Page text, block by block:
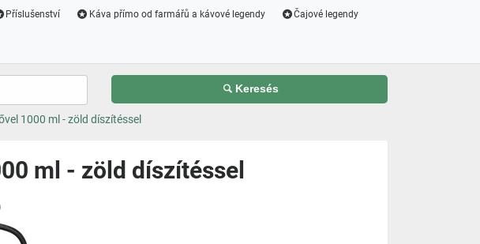
Příslušenství Káva přímo od farmářů a kávové legendy Čajové legendy
Keresés
1000 ml - zöld díszítéssel
ml - zöld díszítéssel